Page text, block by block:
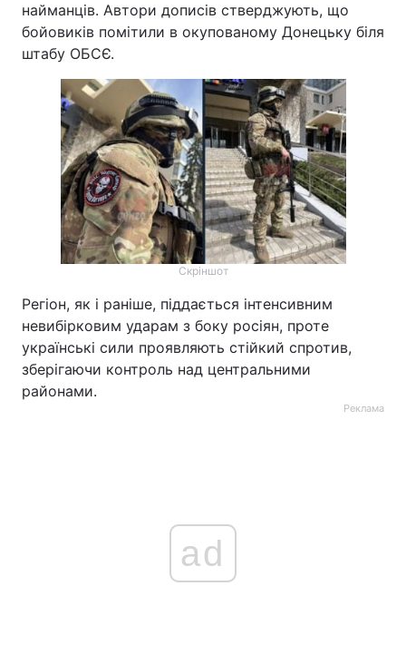
Відео з Youtube Статті
Інтерв'ю Думки
Архів Вакансії
Контакти
Послуги
Тема оформлення
найманців. Автори дописів стверджують, що
бойовиків помітили в окупованому Донецьку біля
штабу ОБСЄ.
Скріншот
Регіон, як і раніше, піддається інтенсивним
невибірковим ударам з боку росіян, проте
українські сили проявляють стійкий спротив,
зберігаючи контроль над центральними
районами.
Реклама
ad